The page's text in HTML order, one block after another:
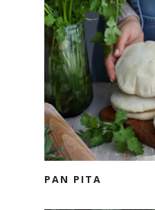
PAN PITA